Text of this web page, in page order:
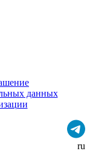
данных
ru